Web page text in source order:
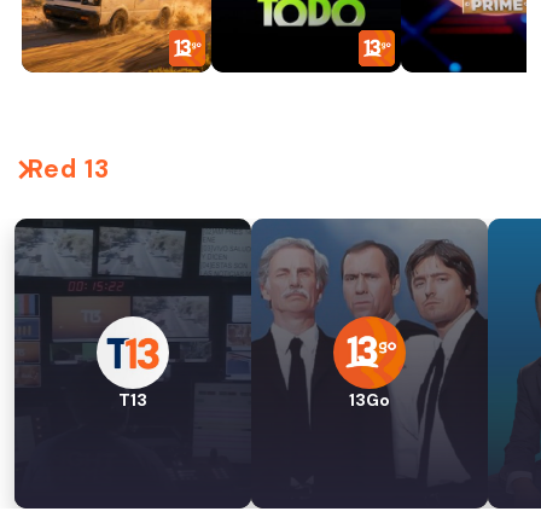
Red 13
T13 13Go